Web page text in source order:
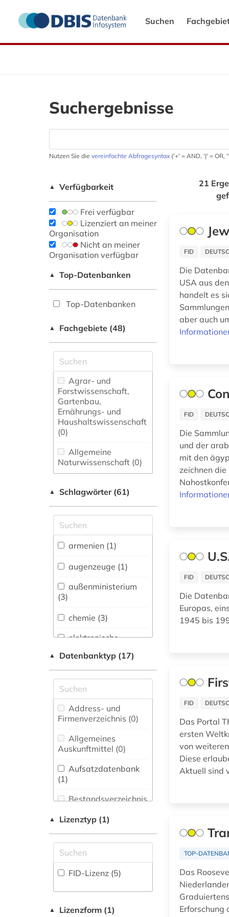
Suchen
Suchergebnisse
Nutzen Sie die vereinfachte Abfragesyntax ('+' = AND, '|' = OR,
▲ Verfügbarkeit
Frei verfügbar
Lizenziert an meiner
Organisation
Nicht an meiner
Organisation verfügbar
▲ Top-Datenbanken
Top-Datenbanken
▲ Fachgebiete (48)
Agrar- und
Forstwissenschaft,
Gartenbau,
Ernährungs- und
Haushaltswissenschaft
(0)
Allgemeine
Naturwissenschaft (0)
fachübergreifende
Allgemeine und
vergleichende Sprach-
und
Literaturwissenschaft.
Indogermanistik.
Außereuropäische
Sprachen und
Literaturen (1)
Anglistik.
Amerikanistik (1)
Vermessungswesen (0)
Biologie,
Biotechnologie (1)
Buch- und
Bibliothekswesen,
Informationswissenschaft
(0)
Pharmazie (2)
Elektrotechnik,
Elektronik,
Nachrichtentechnik (0)
Energietechnik (0)
Ethnologie (0)
Dokumentationszentrum
▲ Schlagwörter (61)
armenien (1)
augenzeuge (1)
außenministerium
(3)
chemie (3)
elektronische
elektronisches buch
(2)
erster weltkrieg (1)
europa (1)
fid anglo american
culture &amp; history
fid anglo-american
fid
geschichtswissenschaft
(21)
fid jüdische studien
nordafrika- und
▲ Datenbanktyp (17)
Address- und
Firmenverzeichnis (0)
Allgemeines
Auskunftmittel (0)
Aufsatzdatenbank
(1)
Bestandsverzeichnis
Buchhandelsverzeichnis
Forschungsdatenrepositorien
▲ Lizenztyp (1)
FID-Lizenz (5)
▲ Lizenzform (1)
21
FID
Die
USA aus
handelt es
aber auch
FID
Die
und der
mit den
zeichnen
FID
Die
Europas,
1945 bis
FID
Das Portal
ersten
von
Diese
Aktuell sind
TOP-
Das
Erforschung